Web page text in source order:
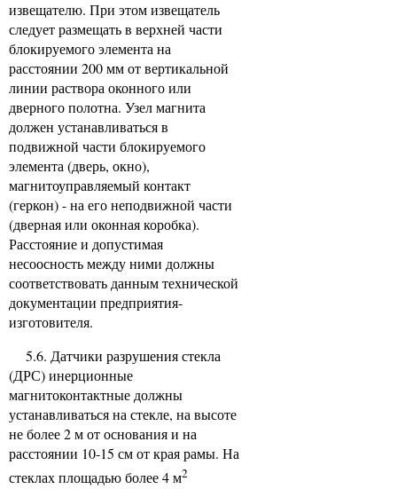
извещателю. При этом извещатель
следует размещать в верхней части
блокируемого элемента на
расстоянии 200 мм от вертикальной
линии раствора оконного или
дверного полотна. Узел магнита
должен устанавливаться в
подвижной части блокируемого
элемента (дверь, окно),
магнитоуправляемый контакт
(геркон) - на его неподвижной части
(дверная или оконная коробка).
Расстояние и допустимая
несоосность между ними должны
соответствовать данным технической
документации предприятия-
изготовителя.
5.6. Датчики разрушения стекла
(ДРС) инерционные
магнитоконтактные должны
устанавливаться на стекле, на высоте
не более 2 м от основания и на
расстоянии 10-15 см от края рамы. На
стеклах площадью более 4 м2